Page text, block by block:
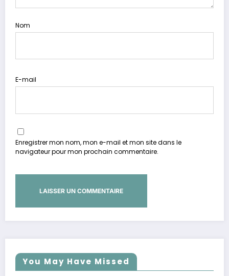
Nom
E-mail
Enregistrer mon nom, mon e-mail et mon site dans le
navigateur pour mon prochain commentaire.
You May Have Missed